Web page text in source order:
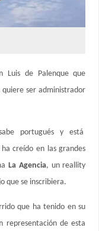
Luis de Palenque que
ser administrador
portugués y está
creído en las grandes
La Agencia, un reallity
que se inscribiera.
que ha tenido en su
representación de esta